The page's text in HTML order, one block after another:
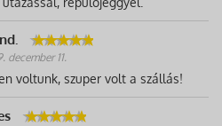
december 11.
voltunk, szuper volt a szállás!